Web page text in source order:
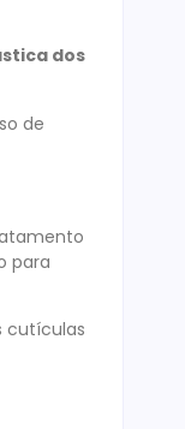
dos
de
para
cutículas